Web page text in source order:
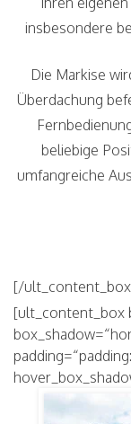
insbesondere
Die Markise
Überdachung
beliebige
umfangreiche
[/
[ult_content_box